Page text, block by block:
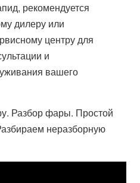
рекомендуется
дилеру или
центру для
и
вашего
Разбор фары. Простой
неразборную